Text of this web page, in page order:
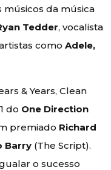
da música
Tedder, vocalista
comoAdele,
& Years, Clean
do One Direction
premiado Richard
Barry (The Script).
o sucesso